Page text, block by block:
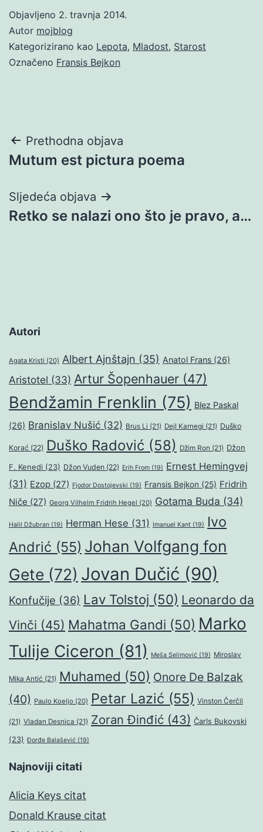
Objavljeno 2. travnja 2014.
Autor mojblog
Kategorizirano kao Lepota, Mladost, Starost
Označeno Fransis Bejkon
Navigacija
objava
Prethodna objava
Mutum est pictura poema
Sljedeća objava
Retko se nalazi ono što je pravo, a…
Autori
Agata Kristi (20) Albert Ajnštajn (35) Anatol Frans (26)
Aristotel (33) Artur Šopenhauer (47)
Bendžamin Frenklin (75) Blez Paskal
(26) Branislav Nušić (32) Brus Li (21) Dejl Karnegi (21) Duško
Korać (22) Duško Radović (58) Džim Ron (21) Džon
F. Kenedi (23) Džon Vuden (22) Erih From (19) Ernest Hemingvej
(31) Ezop (27) Fjodor Dostojevski (19) Fransis Bejkon (25) Fridrih
Niče (27) Georg Vilhelm Fridrih Hegel (20) Gotama Buda (34)
Halil Džubran (19) Herman Hese (31) Imanuel Kant (19)
Ivo
Andrić (55) Johan Volfgang fon
Gete (72) Jovan Dučić (90)
Konfučije (36) Lav Tolstoj (50) Leonardo da
Vinči (45) Mahatma Gandi (50) Marko
Tulije Ciceron (81) Meša Selimović (19) Miroslav
Mika Antić (21) Muhamed (50) Onore De Balzak
(40) Paulo Koeljo (20) Petar Lazić (55) Vinston Čerčil
(21) Vladan Desnica (21) Zoran Đinđić (43) Čarls Bukovski
(23) Đorđe Balašević (19)
Najnoviji citati
Alicia Keys citat
Donald Krause citat